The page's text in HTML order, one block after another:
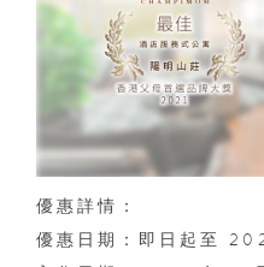
優惠詳情：
優惠日期：即日起至